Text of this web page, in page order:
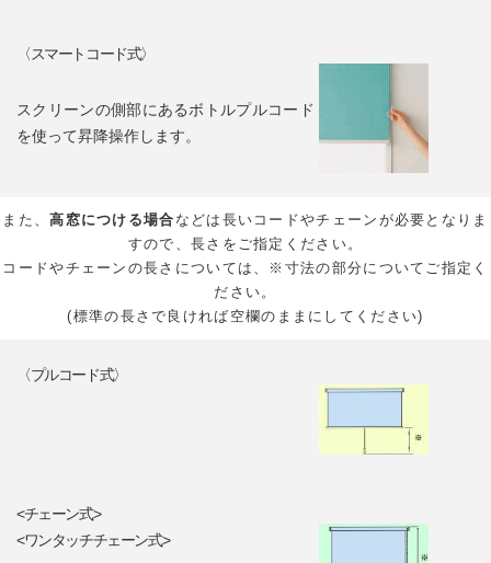
〈スマートコード式〉
スクリーンの側部にあるボトルプルコード
を使って昇降操作します。
また、高窓につける場合 などは長いコードやチェーンが必要となりま
すので、長さをご指定ください。
コードやチェーンの長さについては、※寸法の部分についてご指定く
ださい。
(標準の長さで良ければ空欄のままにしてください)
〈プルコード式〉
<チェーン式>
<ワンタッチチェーン式>